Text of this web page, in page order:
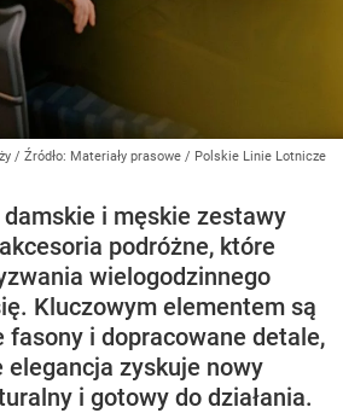
/ Źródło: Materiały prasowe / Polskie Linie Lotnicze
i męskie zestawy
podróżne, które
wielogodzinnego
Kluczowym elementem są
fasony i dopracowane detale,
elegancja zyskuje nowy
i gotowy do działania.